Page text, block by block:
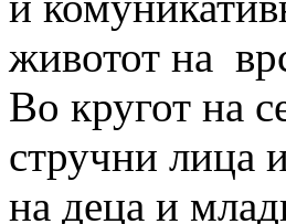
животот на
Во кругот на
стручни лица
на деца и